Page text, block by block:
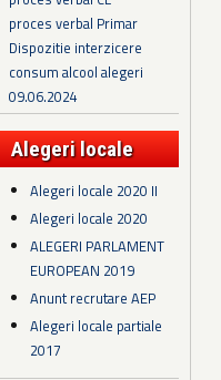
proces verbal Primar
Dispozitie interzicere
consum alcool alegeri
09.06.2024
Alegeri locale
Alegeri locale 2020 II
Alegeri locale 2020
ALEGERI PARLAMENT
EUROPEAN 2019
Anunt recrutare AEP
Alegeri locale partiale
2017